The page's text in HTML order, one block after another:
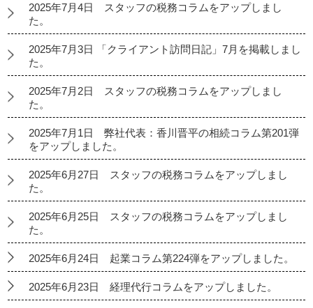
2025年7月4日 スタッフの税務コラムをアップしまし
た。
2025年7月3日 「クライアント訪問日記」7月を掲載しまし
た。
2025年7月2日 スタッフの税務コラムをアップしまし
た。
2025年7月1日 弊社代表：香川晋平の相続コラム第201弾
をアップしました。
2025年6月27日 スタッフの税務コラムをアップしまし
た。
2025年6月25日 スタッフの税務コラムをアップしまし
た。
2025年6月24日 起業コラム第224弾をアップしました。
2025年6月23日 経理代行コラムをアップしました。